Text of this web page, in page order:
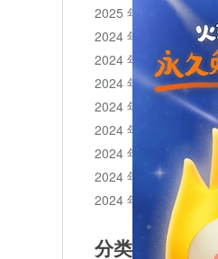
2025 年 1 月
2024 年 12 月
2024 年 11 月
2024 年 10 月
2024 年 9 月
2024 年 8 月
2024 年 7 月
2024 年 6 月
2024 年 5 月
分类目录